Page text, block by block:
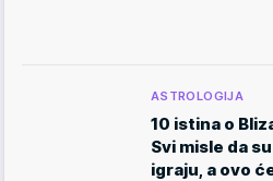
ASTROLOGIJA
10 istina o
Svi misle da
igraju, a ovo